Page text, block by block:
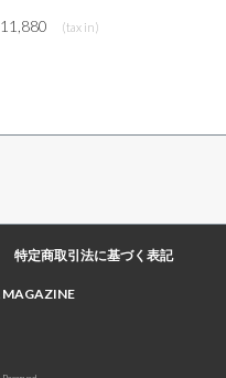
11,880
特定商取引法に基づく表記
MAGAZINE